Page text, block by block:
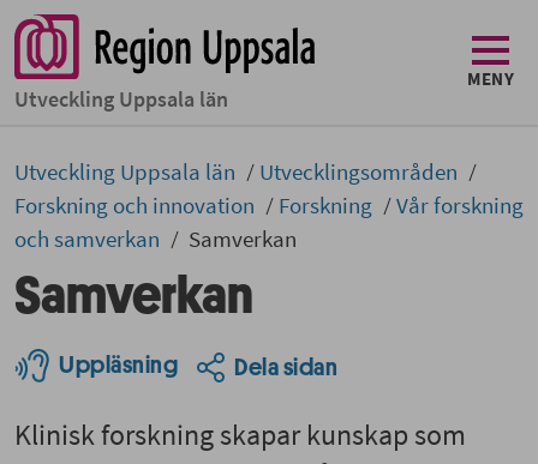
Utveckling Uppsala län
MENY
Utveckling Uppsala län
Utvecklingsområden
Forskning och innovation
Forskning
Vår forskning
och samverkan
Samverkan
Samverkan
Uppläsning Dela sidan
Klinisk forskning skapar kunskap som